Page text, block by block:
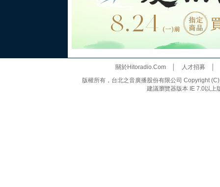
關於Hitoradio.Com│ 人才招募
版權所有，台北之音廣播股份有限公司 Copyright
建議瀏覽器版本 IE 7.0以上